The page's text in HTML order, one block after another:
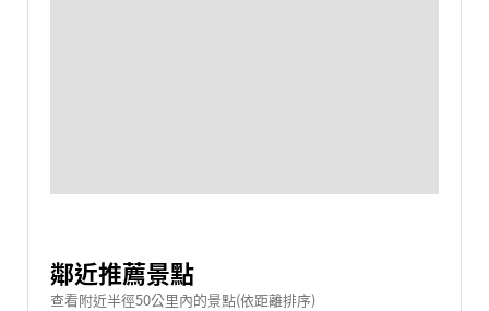
鄰近推薦景點
查看附近半徑50公里內的景點(依距離排序)